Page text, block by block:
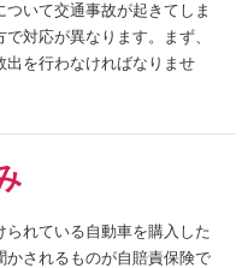
いて交通事故が起きてしま
対応が異なります。まず、
出を行わなければなりませ
れている自動車を購入した
かされるものが自賠責保険で